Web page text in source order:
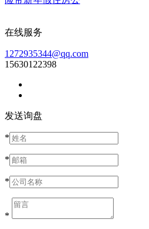
在线服务
1272935344@qq.com
15630122398
发送询盘
*
*
*
*